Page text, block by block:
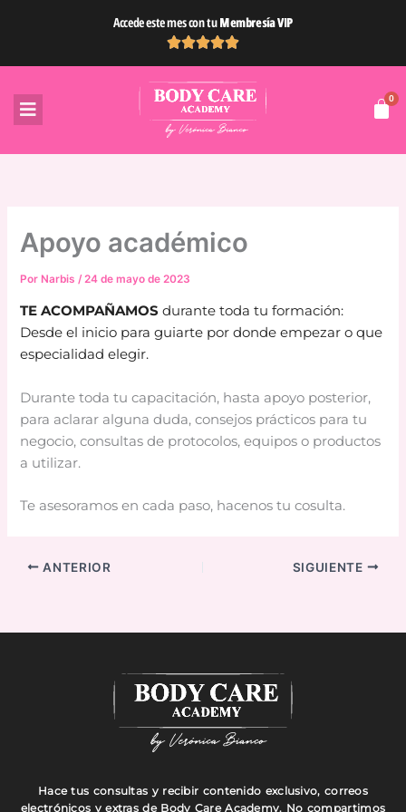
Accede este mes con tuMembresía VIP
Apoyo académico
PorNarbis /24 de mayo de 2023
TE ACOMPAÑAMOSdurante toda tu formación:
Desde el inicio para guiarte por donde empezar o que
especialidad elegir.
Durante toda tu capacitación, hasta apoyo posterior,
para aclarar alguna duda, consejos prácticos para tu
negocio, consultas de protocolos, equipos o productos
a utilizar.
Te asesoramos en cada paso, hacenos tu cosulta.
ANTERIOR SIGUIENTE
Hace tus consultas y recibir contenido exclusivo, correos
electrónicos y extras de Body Care Academy. No compartimos